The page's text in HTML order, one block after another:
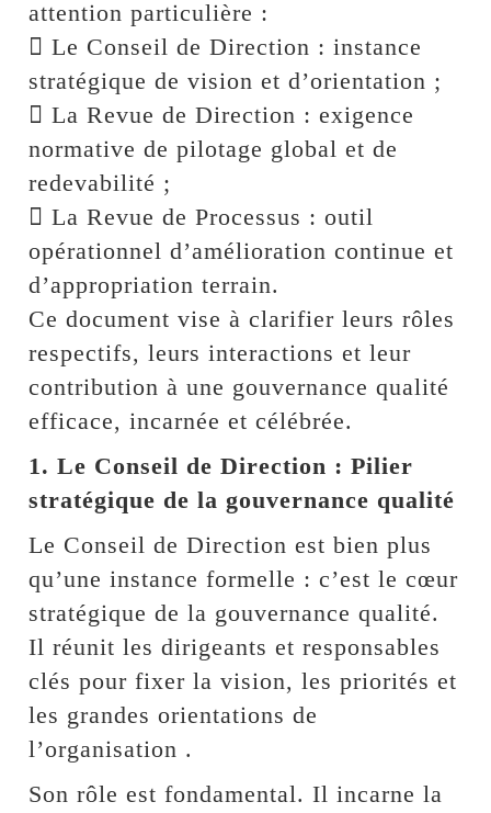
attention particulière :
 Le Conseil de Direction : instance
stratégique de vision et d’orientation ;
 La Revue de Direction : exigence
normative de pilotage global et de
redevabilité ;
 La Revue de Processus : outil
opérationnel d’amélioration continue et
d’appropriation terrain.
Ce document vise à clarifier leurs rôles
respectifs, leurs interactions et leur
contribution à une gouvernance qualité
efficace, incarnée et célébrée.
1. Le Conseil de Direction : Pilier
stratégique de la gouvernance qualité
Le Conseil de Direction est bien plus
qu’une instance formelle : c’est le cœur
stratégique de la gouvernance qualité.
Il réunit les dirigeants et responsables
clés pour fixer la vision, les priorités et
les grandes orientations de
l’organisation .
Son rôle est fondamental. Il incarne la